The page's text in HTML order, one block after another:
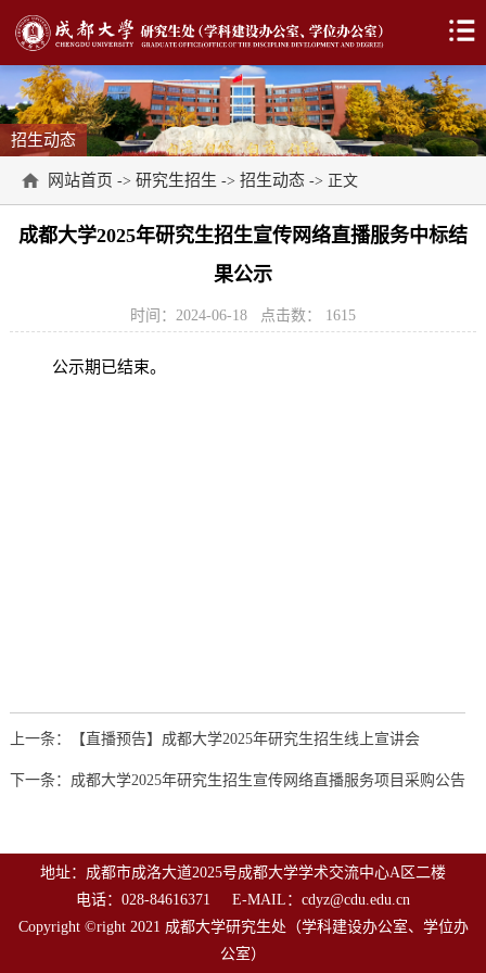
招生动态
网站首页 -> 研究生招生 -> 招生动态 -> 正文
成都大学2025年研究生招生宣传网络直播服务中标结
果公示
时间：2024-06-18 点击数： 1615
公示期已结束。
上一条：【直播预告】成都大学2025年研究生招生线上宣讲会
下一条：成都大学2025年研究生招生宣传网络直播服务项目采购公告
地址：成都市成洛大道2025号成都大学学术交流中心A区二楼
电话：028-84616371 E-MAIL：cdyz@cdu.edu.cn
Copyright ©right 2021 成都大学研究生处（学科建设办公室、学位办
公室）